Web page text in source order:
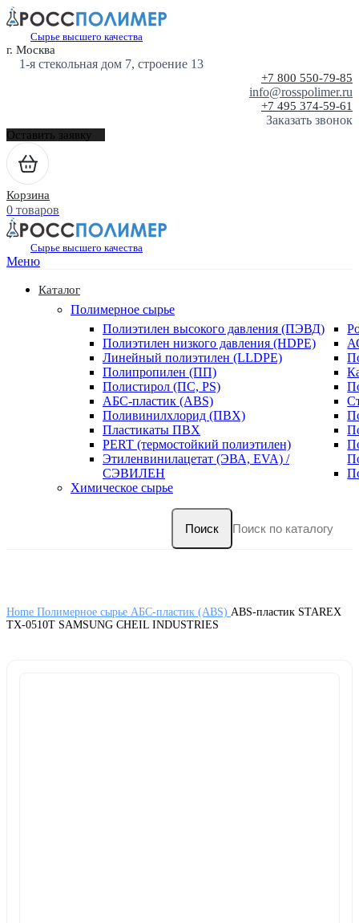
Сырье высшего качества
г. Москва
1-я стекольная дом 7, строение 13
+7 800 550-79-85
info@rosspolimer.ru
+7 495 374-59-61
Заказать звонок
Оставить заявку
Корзина
0 товаров
Сырье высшего качества
Меню
Каталог
Полимерное сырье
Полиэтилен высокого давления (ПЭВД)
Полиэтилен низкого давления (HDPE)
Линейный полиэтилен (LLDPE)
Полипропилен (ПП)
Полистирол (ПС, PS)
АБС-пластик (ABS)
Поливинилхлорид (ПВХ)
Пластикаты ПВХ
PERT (термостойкий полиэтилен)
Этиленвинилацетат (ЭВА, EVA) /
СЭВИЛЕН
Химическое сырье
Поиск
Home Полимерное сырье АБС-пластик (ABS) ABS-пластик STAREX
TX-0510T SAMSUNG CHEIL INDUSTRIES